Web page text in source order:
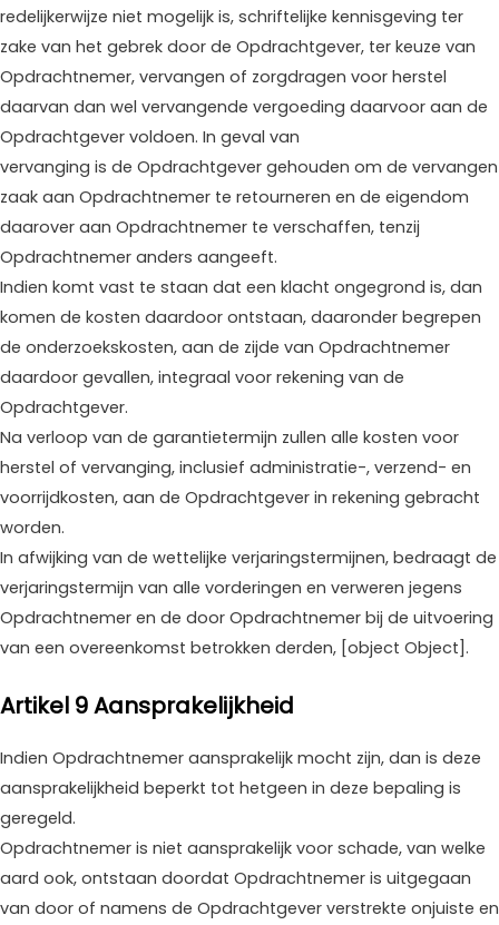
redelijkerwijze niet mogelijk is, schriftelijke kennisgeving ter
zake van het gebrek door de Opdrachtgever, ter keuze van
Opdrachtnemer, vervangen of zorgdragen voor herstel
daarvan dan wel vervangende vergoeding daarvoor aan de
Opdrachtgever voldoen. In geval van
vervanging is de Opdrachtgever gehouden om de vervangen
zaak aan Opdrachtnemer te retourneren en de eigendom
daarover aan Opdrachtnemer te verschaffen, tenzij
Opdrachtnemer anders aangeeft.
Indien komt vast te staan dat een klacht ongegrond is, dan
komen de kosten daardoor ontstaan, daaronder begrepen
de onderzoekskosten, aan de zijde van Opdrachtnemer
daardoor gevallen, integraal voor rekening van de
Opdrachtgever.
Na verloop van de garantietermijn zullen alle kosten voor
herstel of vervanging, inclusief administratie-, verzend- en
voorrijdkosten, aan de Opdrachtgever in rekening gebracht
worden.
In afwijking van de wettelijke verjaringstermijnen, bedraagt de
verjaringstermijn van alle vorderingen en verweren jegens
Opdrachtnemer en de door Opdrachtnemer bij de uitvoering
van een overeenkomst betrokken derden, [object Object].
Artikel 9 Aansprakelijkheid
Indien Opdrachtnemer aansprakelijk mocht zijn, dan is deze
aansprakelijkheid beperkt tot hetgeen in deze bepaling is
geregeld.
Opdrachtnemer is niet aansprakelijk voor schade, van welke
aard ook, ontstaan doordat Opdrachtnemer is uitgegaan
van door of namens de Opdrachtgever verstrekte onjuiste en